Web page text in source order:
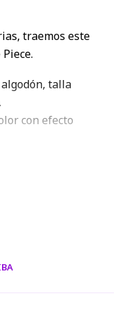
traemos este
talla
con efecto
variar con respecto
móviles y